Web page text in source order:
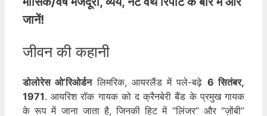
जानें!
जीवन की कहानी
डोलोरेस ओ’रिओर्डनलिमरिक, आयरलैंड में पले-बढ़े 6 सितंबर,
1971. आयरिश रॉक गायक को द क्रैनबेरी बैंड के प्रमुख गायक
के रूप में जाना जाता है, जिनकी हिट में “लिंजर” और “ज़ोंबी”